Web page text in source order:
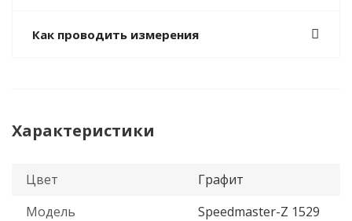
Как проводить измерения
Характеристики
Цвет
Графит
Модель
Speedmaster-Z 1529